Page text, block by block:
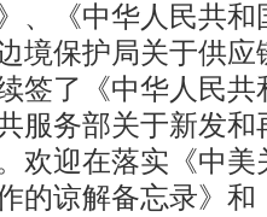
、《中华人民共和
境保护局关于供
签了《中华人民共
服务部关于新发
欢迎在落实《中
的谅解备忘录》和